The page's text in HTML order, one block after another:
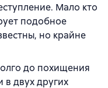
Мало кто
подобное
но крайне
до похищения
в двух других